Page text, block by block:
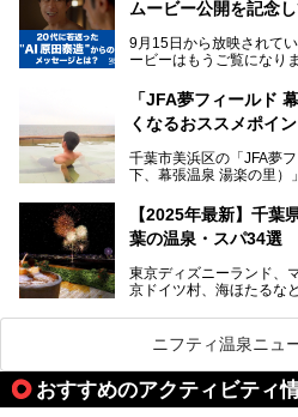
るスパも増えており、た
本記事では、人気スーパ
スペースや休憩スペース
向けの施設など、目的に
す。
ださい。
ャラクター「ユーラシわ
───
提供元：SPA＆HOTEL
です。
ムービー公開を記念
9月15日から放映されて
ービーはもうご覧になり
伝えるムービーです。公
か竜泉寺の湯にて体験イ
が無料で試せるチャンス
提供元：花王株式会社【
この記事は花王株式会社
「JFA夢フィールド
くなるおススメポイ
千葉市美浜区の「JFA夢
下、幕張温泉 湯楽の里）
設備も天然温泉の露天風
炭酸泉、海の見えるお休
で、年代を問わずたっぷ
今回は人気のこの施設の
ポイントについて厳選し
【2025年最新】千葉
葉の温泉・スパ34選
東京ディズニーランド、
京ドイツ村、海ほたるな
県で生まれ、千葉県で育
がお勧めする、一度は入
とめました。
ニフティ温泉ニュ
おすすめのアクティビティ